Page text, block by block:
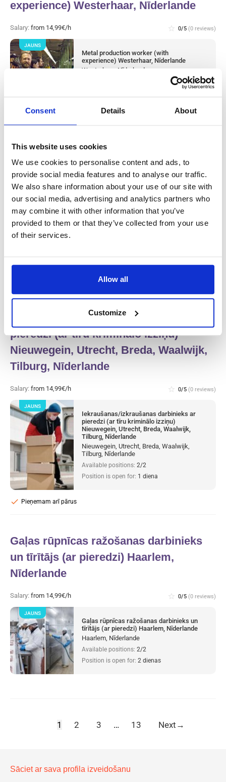
Consent Details About
This website uses cookies
We use cookies to personalise content and ads, to
provide social media features and to analyse our traffic.
We also share information about your use of our site with
our social media, advertising and analytics partners who
may combine it with other information that you’ve
provided to them or that they’ve collected from your use
of their services.
Allow all
Customize
experience) Westerhaar, Nīderlande
Salary: from 14,99€/h star_border 0/5 (0 reviews)
Metal production worker (with
experience) Westerhaar, Nīderlande
Westerhaar, Nīderlande
JAUNS
Warehouse worker sorter Tilburg,
Nīderlande
from 14,99€/h star_border 0/5(0 reviews)
Knapen Service
JAUNS
Iekraušanas/izkraušanas darbinieks ar
pieredzi (ar tīru kriminālo izziņu)
Nieuwegein, Utrecht, Breda, Waalwijk,
Tilburg, Nīderlande
Salary: from 14,99€/h star_border 0/5 (0 reviews)
Iekraušanas/izkraušanas darbinieks ar
pieredzi (ar tīru kriminālo izziņu)
Nieuwegein, Utrecht, Breda, Waalwijk,
Tilburg, Nīderlande
Nieuwegein, Utrecht, Breda, Waalwijk,
Tilburg, Nīderlande
Available positions: 2/2
Position is open for: 1 diena
Pieņemam arī pārus
check
JAUNS
Gaļas rūpnīcas ražošanas darbinieks
un tīrītājs (ar pieredzi) Haarlem,
Nīderlande
Salary: from 14,99€/h star_border 0/5 (0 reviews)
Gaļas rūpnīcas ražošanas darbinieks un
tīrītājs (ar pieredzi) Haarlem, Nīderlande
Haarlem, Nīderlande
Available positions: 2/2
Position is open for: 2 dienas
JAUNS
1 2 3 … 13 Next →
Sāciet ar sava profila izveidošanu